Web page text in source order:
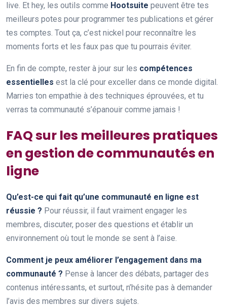
live. Et hey, les outils comme Hootsuite peuvent être tes
meilleurs potes pour programmer tes publications et gérer
tes comptes. Tout ça, c’est nickel pour reconnaître les
moments forts et les faux pas que tu pourrais éviter.
En fin de compte, rester à jour sur les compétences
essentielles est la clé pour exceller dans ce monde digital.
Marries ton empathie à des techniques éprouvées, et tu
verras ta communauté s’épanouir comme jamais !
FAQ sur les meilleures pratiques
en gestion de communautés en
ligne
Qu’est-ce qui fait qu’une communauté en ligne est
réussie ? Pour réussir, il faut vraiment engager les
membres, discuter, poser des questions et établir un
environnement où tout le monde se sent à l’aise.
Comment je peux améliorer l’engagement dans ma
communauté ? Pense à lancer des débats, partager des
contenus intéressants, et surtout, n’hésite pas à demander
l’avis des membres sur divers sujets.